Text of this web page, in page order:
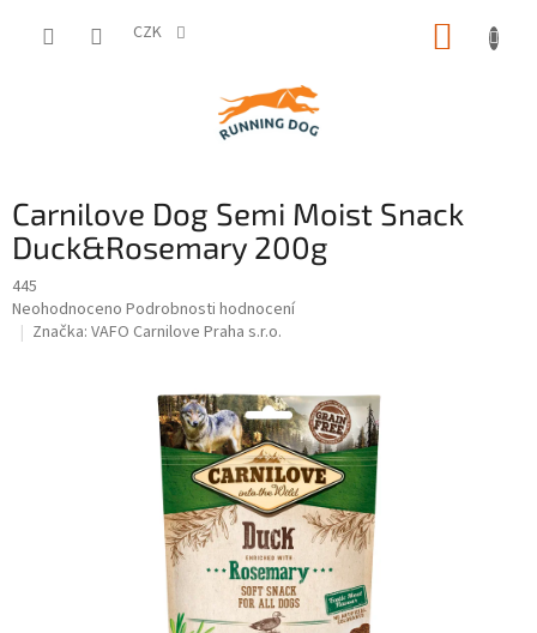
CZK
Carnilove Dog Semi Moist Snack
Duck&Rosemary 200g
445
Průměrné
hodnocení
Neohodnoceno Podrobnosti hodnocení
Značka: VAFO Carnilove Praha s.r.o.